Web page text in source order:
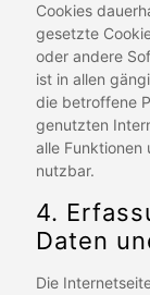
Cookies
gesetzte
oder andere
ist in allen
die betroffene
genutzten
alle Funktionen
nutzbar.
4.
Daten
Die